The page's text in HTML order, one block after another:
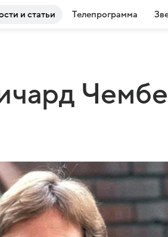
и статьи Телепрограмма